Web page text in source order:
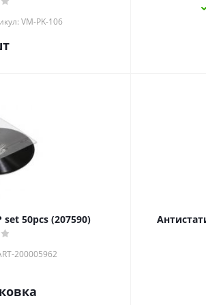
VM-PK-106
50pcs (207590)
200005962